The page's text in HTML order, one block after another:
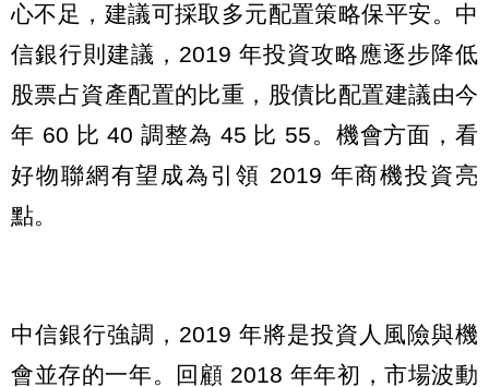
心不足，建議可採取多元配置策略保平安。中
信銀行則建議，2019 年投資攻略應逐步降低
股票占資產配置的比重，股債比配置建議由今
年 60 比 40 調整為 45 比 55。機會方面，看
好物聯網有望成為引領 2019 年商機投資亮
點。
中信銀行強調，2019 年將是投資人風險與機
會並存的一年。回顧 2018 年年初，市場波動